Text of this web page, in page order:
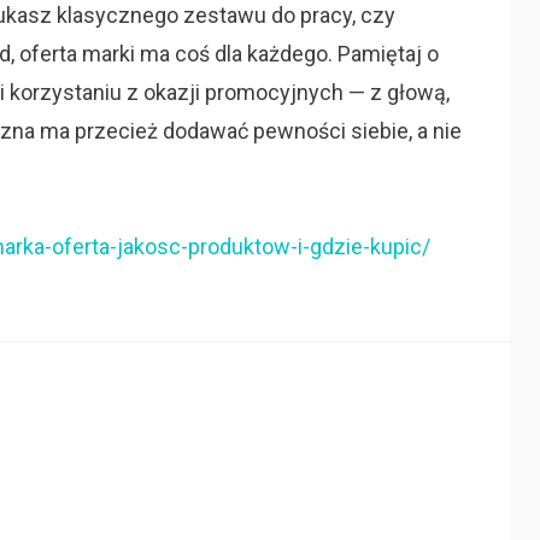
klasycznego zestawu do pracy, czy
oferta marki ma coś dla każdego. Pamiętaj o
korzystaniu z okazji promocyjnych — z głową,
ma przecież dodawać pewności siebie, a nie
oferta-jakosc-produktow-i-gdzie-kupic/